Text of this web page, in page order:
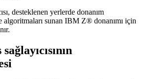
desteklenen yerlerde donanım
algoritmaları sunan IBM Z® donanımı için